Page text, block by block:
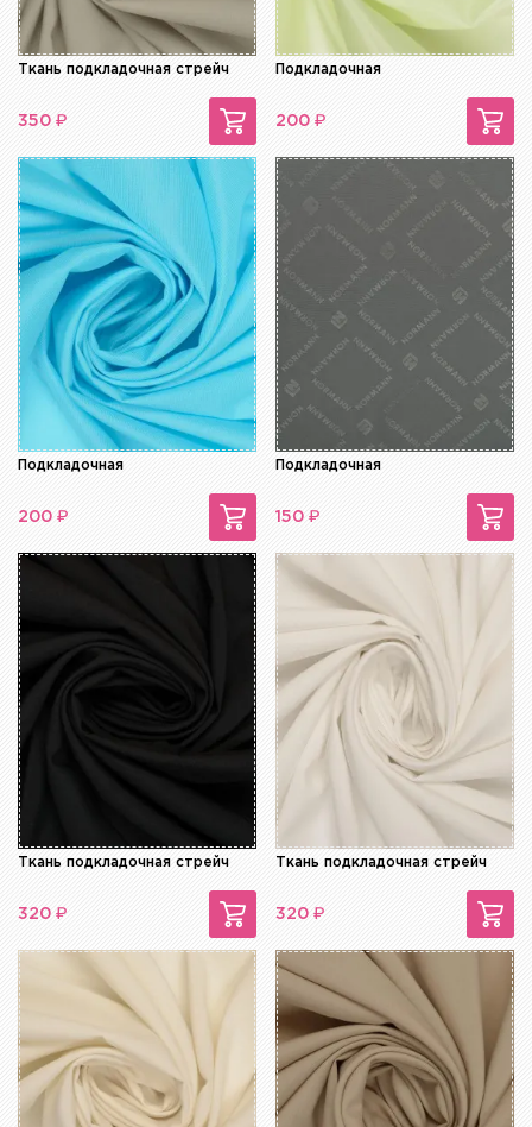
Ткань подкладочная стрейч
350 ₽
Подкладочная
200 ₽
Подкладочная
200 ₽
Подкладочная
150 ₽
Ткань подкладочная стрейч
320 ₽
Ткань подкладочная стрейч
320 ₽